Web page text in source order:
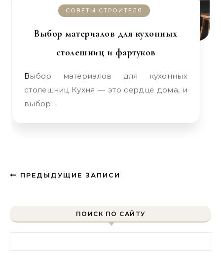
СОВЕТЫ СТРОИТЕЛЯ
Выбор материалов для кухонных
столешниц и фартуков
Выбор материалов для кухонных
столешниц Кухня — это сердце дома, и
выбор…
ПРЕДЫДУЩИЕ ЗАПИСИ
ПОИСК ПО САЙТУ